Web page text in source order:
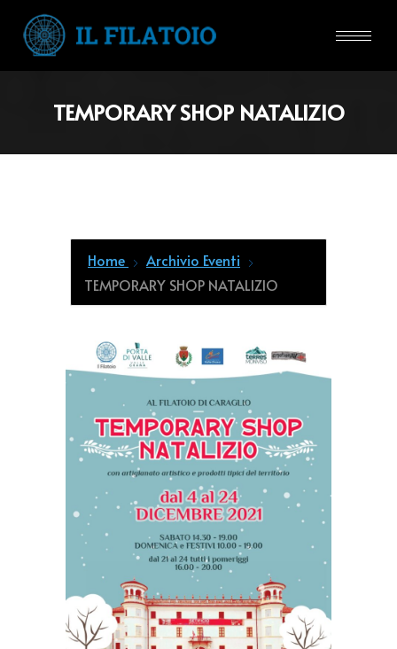
TEMPORARY SHOP NATALIZIO
Home
Archivio Eventi
TEMPORARY SHOP NATALIZIO